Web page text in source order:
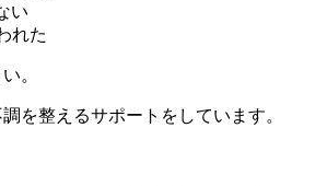
い
れた
。
を整えるサポートをしています。